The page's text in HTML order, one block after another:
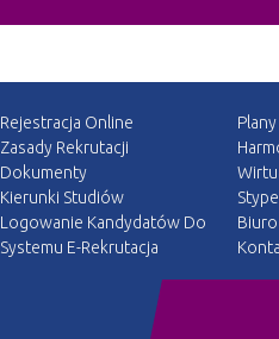
Rejestracja Online
Zasady Rekrutacji
Dokumenty
Kierunki Studiów
Logowanie Kandydatów Do
Systemu E-Rekrutacja